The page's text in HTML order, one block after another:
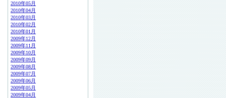
2010年05月
2010年04月
2010年03月
2010年02月
2010年01月
2009年12月
2009年11月
2009年10月
2009年09月
2009年08月
2009年07月
2009年06月
2009年05月
2009年04月